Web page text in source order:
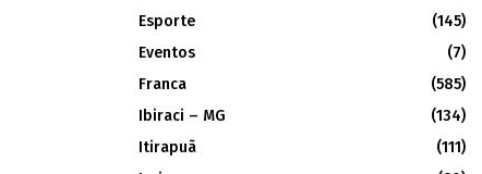
Esporte
(145)
Eventos
(7)
Franca
(585)
Ibiraci – MG
(134)
Itirapuã
(111)